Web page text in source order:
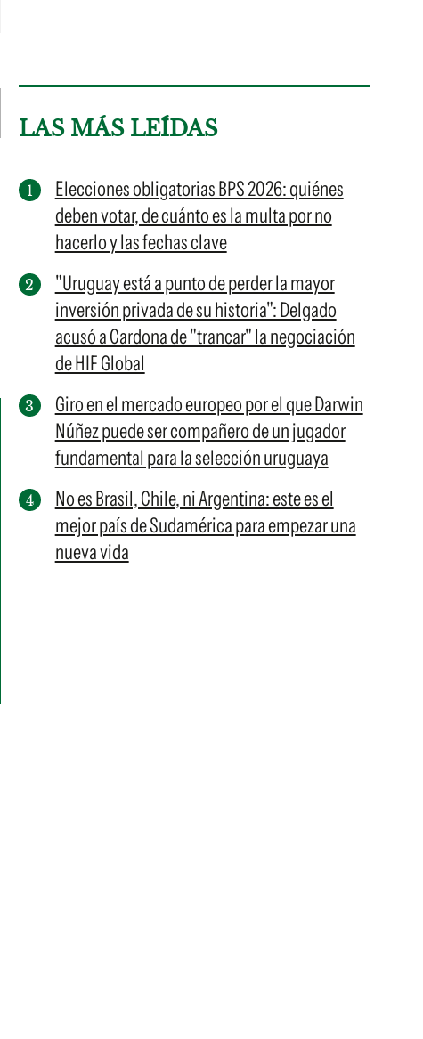
LAS MÁS LEÍDAS
Elecciones obligatorias BPS 2026: quiénes
deben votar, de cuánto es la multa por no
hacerlo y las fechas clave
"Uruguay está a punto de perder la mayor
inversión privada de su historia": Delgado
acusó a Cardona de "trancar" la negociación
de HIF Global
Giro en el mercado europeo por el que Darwin
Núñez puede ser compañero de un jugador
fundamental para la selección uruguaya
No es Brasil, Chile, ni Argentina: este es el
mejor país de Sudamérica para empezar una
nueva vida